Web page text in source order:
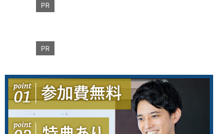
PR
PR